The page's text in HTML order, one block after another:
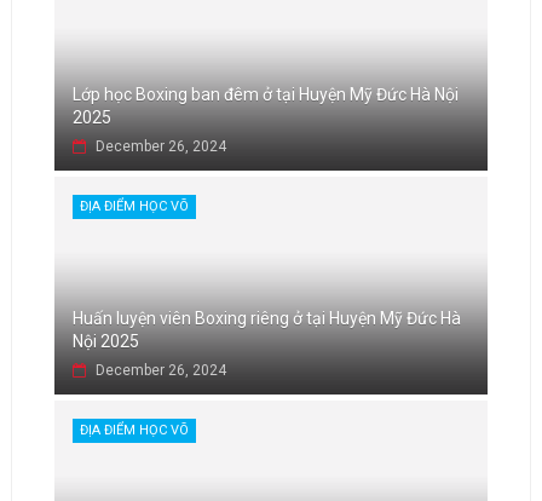
Lớp học Boxing ban đêm ở tại Huyện Mỹ Đức Hà Nội
2025
December 26, 2024
ĐỊA ĐIỂM HỌC VÕ
Huấn luyện viên Boxing riêng ở tại Huyện Mỹ Đức Hà
Nội 2025
December 26, 2024
ĐỊA ĐIỂM HỌC VÕ